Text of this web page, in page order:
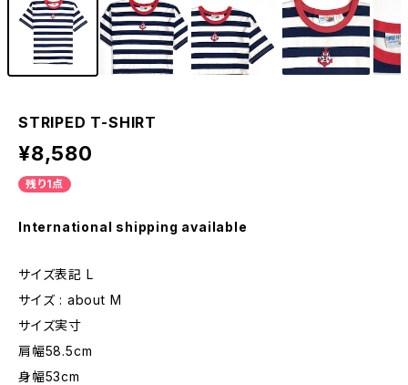
STRIPED T-SHIRT
¥8,580
残り1点
International shipping available
サイズ表記 L
サイズ : about M
サイズ実寸
肩幅58.5cm
身幅53cm